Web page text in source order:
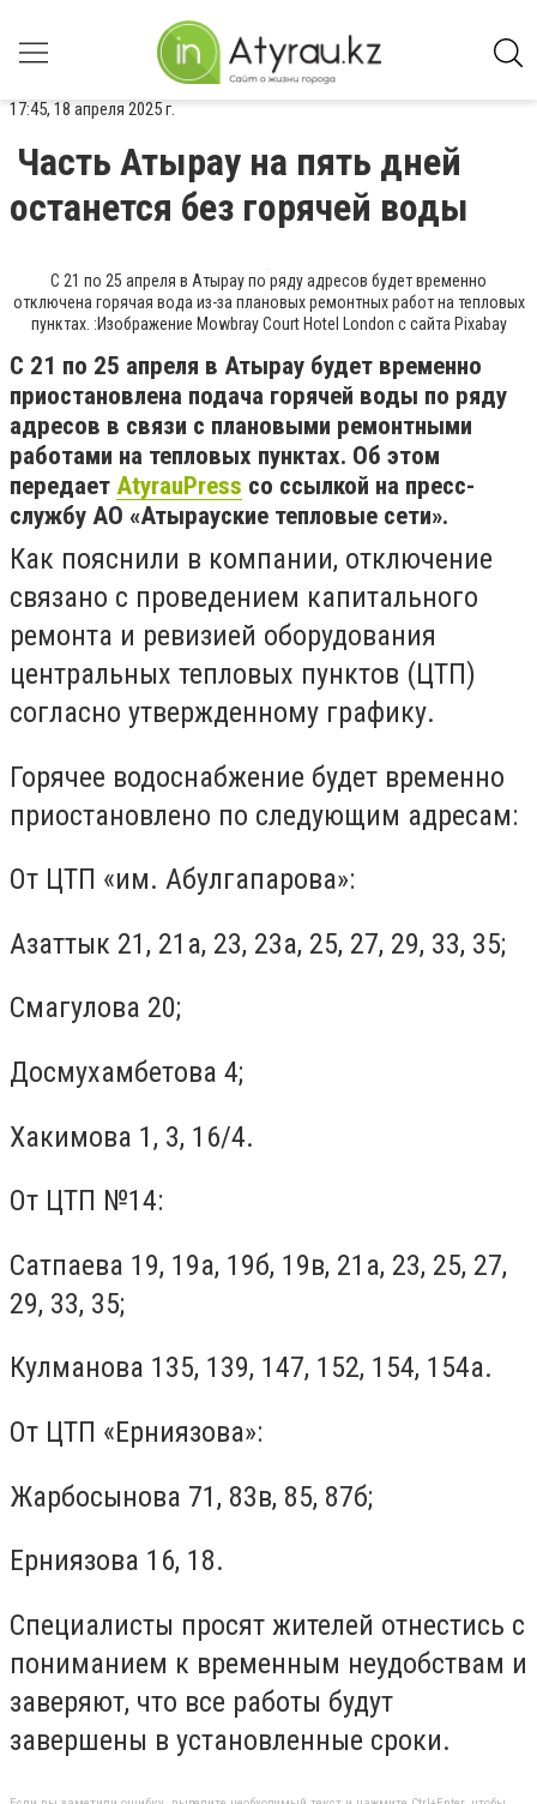
17:45, 18 апреля 2025 г.
Часть Атырау на пять дней
останется без горячей воды
С 21 по 25 апреля в Атырау по ряду адресов будет временно
отключена горячая вода из-за плановых ремонтных работ на тепловых
пунктах. :Изображение Mowbray Court Hotel London с сайта Pixabay
С 21 по 25 апреля в Атырау будет временно
приостановлена подача горячей воды по ряду
адресов в связи с плановыми ремонтными
работами на тепловых пунктах. Об этом
передает AtyrauPress со ссылкой на пресс-
службу АО «Атырауские тепловые сети».
Как пояснили в компании, отключение
связано с проведением капитального
ремонта и ревизией оборудования
центральных тепловых пунктов (ЦТП)
согласно утвержденному графику.
Горячее водоснабжение будет временно
приостановлено по следующим адресам:
От ЦТП «им. Абулгапарова»:
Азаттык 21, 21а, 23, 23а, 25, 27, 29, 33, 35;
Смагулова 20;
Досмухамбетова 4;
Хакимова 1, 3, 16/4.
От ЦТП №14:
Сатпаева 19, 19а, 19б, 19в, 21а, 23, 25, 27,
29, 33, 35;
Кулманова 135, 139, 147, 152, 154, 154а.
От ЦТП «Ерниязова»:
Жарбосынова 71, 83в, 85, 87б;
Ерниязова 16, 18.
Специалисты просят жителей отнестись с
пониманием к временным неудобствам и
заверяют, что все работы будут
завершены в установленные сроки.